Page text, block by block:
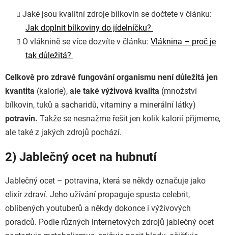
Jaké jsou kvalitní zdroje bílkovin se dočtete v článku:
Jak doplnit bílkoviny do jídelníčku?
O vláknině se více dozvíte v článku: Vláknina – proč je
tak důležitá?
Celkově pro zdravé fungování organismu není důležitá jen
kvantita (kalorie), ale také výživová kvalita (množství
bílkovin, tuků a sacharidů, vitaminy a minerální látky)
potravin. Takže se nesnažme řešit jen kolik kalorií přijmeme,
ale také z jakých zdrojů pochází.
2) Jablečný ocet na hubnutí
Jablečný ocet – potravina, která se někdy označuje jako
elixír zdraví. Jeho užívání propaguje spusta celebrit,
oblíbených youtuberů a někdy dokonce i výživových
poradců. Podle různých internetových zdrojů jablečný ocet